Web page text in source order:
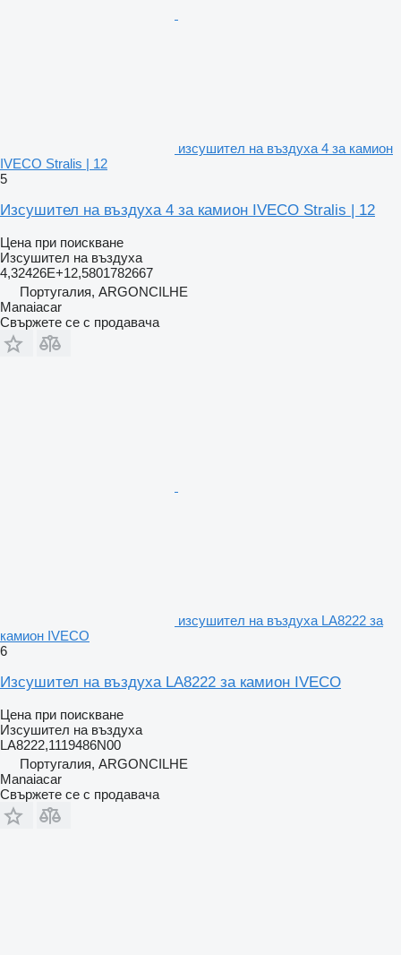
изсушител на въздуха 4 за камион
IVECO Stralis | 12
5
Изсушител на въздуха 4 за камион IVECO Stralis | 12
Цена при поискване
Изсушител на въздуха
4,32426E+12,5801782667
Португалия, ARGONCILHE
Manaiacar
Свържете се с продавача
изсушител на въздуха LA8222 за
камион IVECO
6
Изсушител на въздуха LA8222 за камион IVECO
Цена при поискване
Изсушител на въздуха
LA8222,1119486N00
Португалия, ARGONCILHE
Manaiacar
Свържете се с продавача